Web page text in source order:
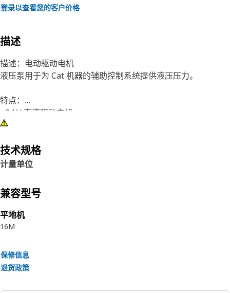
登录以查看您的客户价格
描述
描述：电动驱动电机
液压泵用于为 Cat 机器的辅助控制系统提供液压压力。
特点：
• 24 V 直流驱动电机
• 辅助泵流量：17235 kPa （2500 PSI） 时 19.3 L/min （5.10
浓度为 43 厘司• 吸入口：SAE #10 7/8-14 UNF-2B LARGE•
压力口：SAE #8 3/4-16 UNF-2B LARGE
应用：
泵和电机阵列用于为 Cat 机器上的辅助控制系统供电。请参阅
用户手册或联系当地 Cat 代理商了解更多信息。
技术规格
计量单位
兼容型号
平地机
16M
保修信息
退货政策